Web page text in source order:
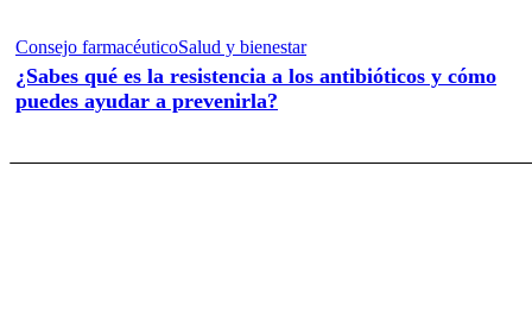
Consejo farmacéuticoSalud y bienestar
¿Sabes qué es la resistencia a los antibióticos y cómo
puedes ayudar a prevenirla?